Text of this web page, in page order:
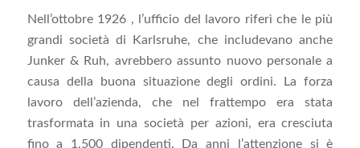
Nell’ottobre 1926 , l’ufficio del lavoro riferì che le più
grandi società di Karlsruhe, che includevano anche
Junker & Ruh, avrebbero assunto nuovo personale a
causa della buona situazione degli ordini. La forza
lavoro dell’azienda, che nel frattempo era stata
trasformata in una società per azioni, era cresciuta
fino a 1.500 dipendenti. Da anni l’attenzione si è